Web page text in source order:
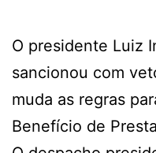
O presidente Luiz
sancionou com
muda as regras
Benefício de